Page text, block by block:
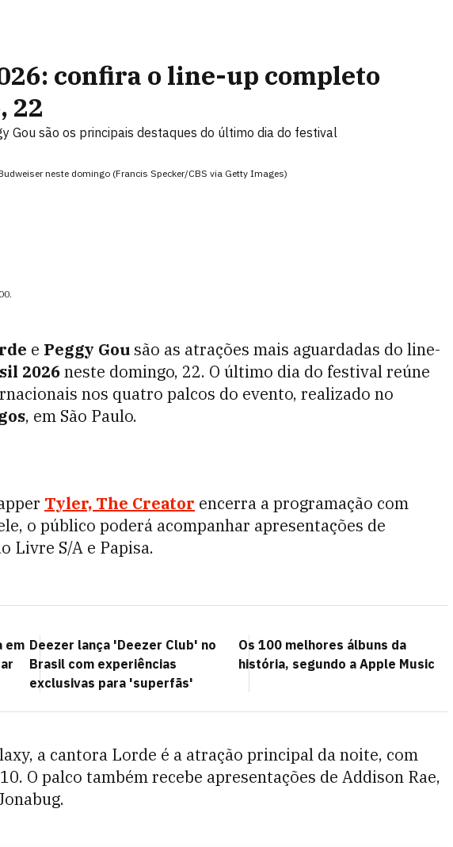
confira o line-up completo
22
Gou são os principais destaques do último dia do festival
neste domingo (Francis Specker/CBS via Getty Images)
.
e Peggy Gou são as atrações mais aguardadas do line-
2026neste domingo, 22. O último dia do festival reúne
nos quatro palcos do evento, realizado no
, em São Paulo.
Tyler, The Creator encerra a programação com
o público poderá acompanhar apresentações de
Livre S/A e Papisa.
em Deezer lança 'Deezer Club' no
Brasil com experiências
exclusivas para 'superfãs'
Os 100 melhores álbuns da
história, segundo a Apple Music
a cantora Lorde é a atração principal da noite, com
O palco também recebe apresentações de Addison Rae,